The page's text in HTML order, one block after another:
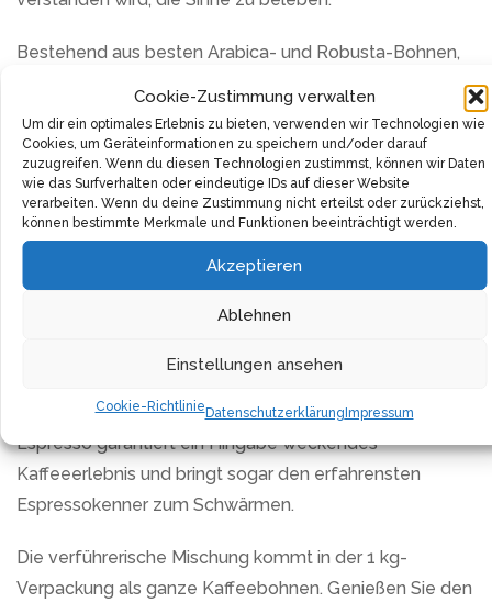
Cookie-Zustimmung verwalten
Um dir ein optimales Erlebnis zu bieten, verwenden wir Technologien wie
Cookies, um Geräteinformationen zu speichern und/oder darauf
zuzugreifen. Wenn du diesen Technologien zustimmst, können wir Daten
wie das Surfverhalten oder eindeutige IDs auf dieser Website
verarbeiten. Wenn du deine Zustimmung nicht erteilst oder zurückziehst,
können bestimmte Merkmale und Funktionen beeinträchtigt werden.
Akzeptieren
Ablehnen
Einstellungen ansehen
Cookie-RichtlinieDatenschutzerklärung Impressum
Bestehend aus besten Arabica- und Robusta-Bohnen,
elegantes Aroma, das man sonst nur aus der
italienischen Espresso-Bar kennt. Mit intensiver Sorgfalt
und Feinschliff wird jede Bohne ausgewählt und
verarbeitet, um einen erlesen schmeckenden Espresso
herzustellen.
Freuen Sie sich auf eine ganz besondere Note, die eine
feine Verbindung aus leicht schokoladigen Genüssen
nussbraunen, samtig-dicken Crema streichelt. Dieser
Espresso garantiert ein Hingabe weckendes
Kaffeeerlebnis und bringt sogar den erfahrensten
Espressokenner zum Schwärmen.
Die verführerische Mischung kommt in der 1 kg-
Verpackung als ganze Kaffeebohnen. Genießen Sie den